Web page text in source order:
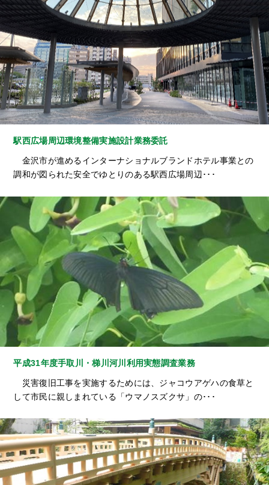
駅西広場周辺環境整備実施設計業務委託
金沢市が進めるインターナショナルブランドホテル事業との
調和が図られた安全でゆとりのある駅西広場周辺･･･
平成31年度手取川・梯川河川利用実態調査業務
災害復旧工事を実施するためには、ジャコウアゲハの食草と
して市民に親しまれている「ウマノスズクサ」の･･･